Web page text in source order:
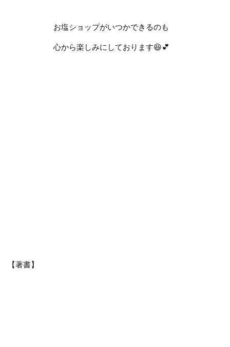
お塩ショップがいつかできるのも
心から楽しみにしております😆💕
【著書】